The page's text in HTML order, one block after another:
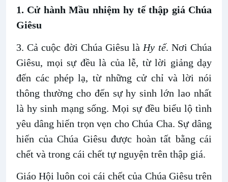
1. Cử hành Mầu nhiệm hy tế thập giá Chúa
Giêsu
3. Cả cuộc đời Chúa Giêsu là Hy tế. Nơi Chúa
Giêsu, mọi sự đều là của lễ, từ lời giảng dạy
đến các phép lạ, từ những cử chỉ và lời nói
thông thường cho đến sự hy sinh lớn lao nhất
là hy sinh mạng sống. Mọi sự đều biểu lộ tình
yêu dâng hiến trọn vẹn cho Chúa Cha. Sự dâng
hiến của Chúa Giêsu được hoàn tất bằng cái
chết và trong cái chết tự nguyện trên thập giá.
Giáo Hội luôn coi cái chết của Chúa Giêsu trên